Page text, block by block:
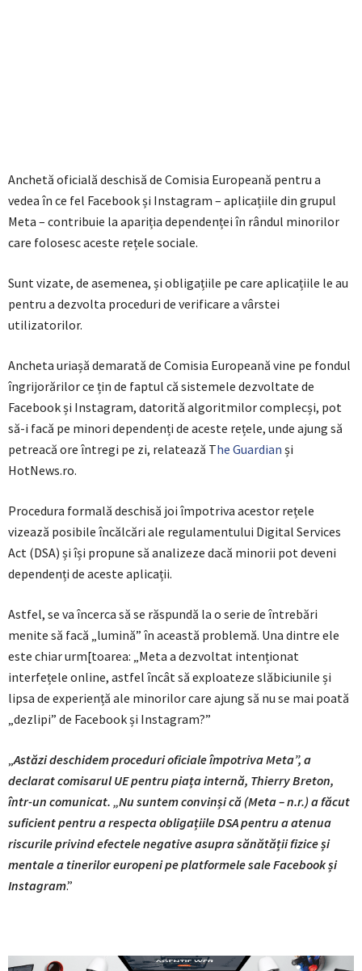
Anchetă oficială deschisă de Comisia Europeană pentru a
vedea în ce fel Facebook și Instagram – aplicațiile din grupul
Meta – contribuie la apariția dependenței în rândul minorilor
care folosesc aceste rețele sociale.
Sunt vizate, de asemenea, și obligațiile pe care aplicațiile le au
pentru a dezvolta proceduri de verificare a vârstei
utilizatorilor.
Ancheta uriașă demarată de Comisia Europeană vine pe fondul
îngrijorărilor ce țin de faptul că sistemele dezvoltate de
Facebook și Instagram, datorită algoritmilor complecși, pot
să-i facă pe minori dependenți de aceste rețele, unde ajung să
petreacă ore întregi pe zi, relatează The Guardian și
HotNews.ro.
Procedura formală deschisă joi împotriva acestor rețele
vizează posibile încălcări ale regulamentului Digital Services
Act (DSA) și își propune să analizeze dacă minorii pot deveni
dependenți de aceste aplicații.
Astfel, se va încerca să se răspundă la o serie de întrebări
menite să facă „lumină” în această problemă. Una dintre ele
este chiar urm[toarea: „Meta a dezvoltat intenționat
interfețele online, astfel încât să exploateze slăbiciunile și
lipsa de experiență ale minorilor care ajung să nu se mai poată
„dezlipi” de Facebook și Instagram?”
„Astăzi deschidem proceduri oficiale împotriva Meta”, a
declarat comisarul UE pentru piața internă, Thierry Breton,
într-un comunicat. „Nu suntem convinși că (Meta – n.r.) a făcut
suficient pentru a respecta obligațiile DSA pentru a atenua
riscurile privind efectele negative asupra sănătății fizice și
mentale a tinerilor europeni pe platformele sale Facebook și
Instagram.”